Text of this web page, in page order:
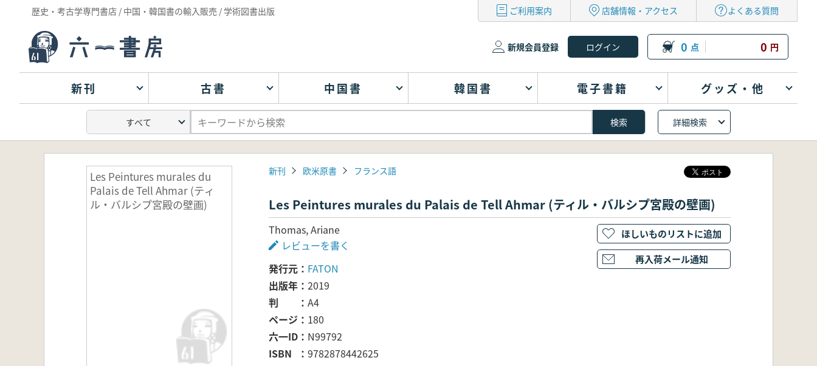
歴史・考古学専門書店 / 中国・韓国書の輸入販売 / 学術図書出版 ご利用案内 店舗情報・アクセス よくある質問
新規会員登録 0 点 0 円
新刊 古書 中国書 韓国書 電子書籍 グッズ・他
詳細検索
Les Peintures murales du
Palais de Tell Ahmar (ティ
ル・バルシプ宮殿の壁画)
新刊 欧米原書 フランス語
Les Peintures murales du Palais de Tell Ahmar (ティル・バルシプ宮殿の壁画)
Thomas, Ariane
レビューを書く
発行元
FATON
出版年
2019
判
A4
ページ
180
六一ID
N99792
ISBN
9782878442625
ほしいものリストに追加
再入荷メール通知